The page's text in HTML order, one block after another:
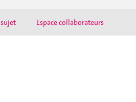
Espace collaborateurs